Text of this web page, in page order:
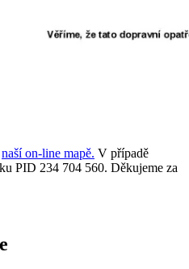
naší on-line mapě. V případě
PID 234 704 560. Děkujeme za